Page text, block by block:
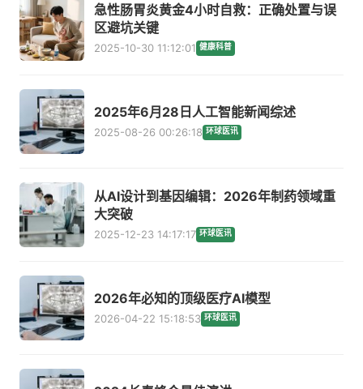
急性肠胃炎黄金4小时自救：正确处置与误
区避坑关键
2025-10-30 11:12:01 健康科普
2025年6月28日人工智能新闻综述
2025-08-26 00:26:18 环球医讯
从AI设计到基因编辑：2026年制药领域重
大突破
2025-12-23 14:17:17 环球医讯
2026年必知的顶级医疗AI模型
2026-04-22 15:18:53 环球医讯